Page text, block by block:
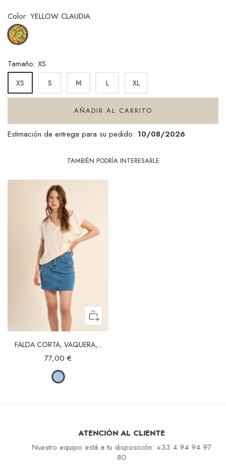
Color: YELLOW CLAUDIA
YELLOW
CLAUDIA
Tamaño: XS
XS S M L XL
AÑADIR AL CARRITO
Estimación de entrega para su pedido: 10/08/2026
TAMBIÉN PODRÍA INTERESARLE
FALDA CORTA, VAQUERA,...
77,00 €
ATENCIÓN AL CLIENTE
Nuestro equipo está a tu disposición: +33 4 94 94 97